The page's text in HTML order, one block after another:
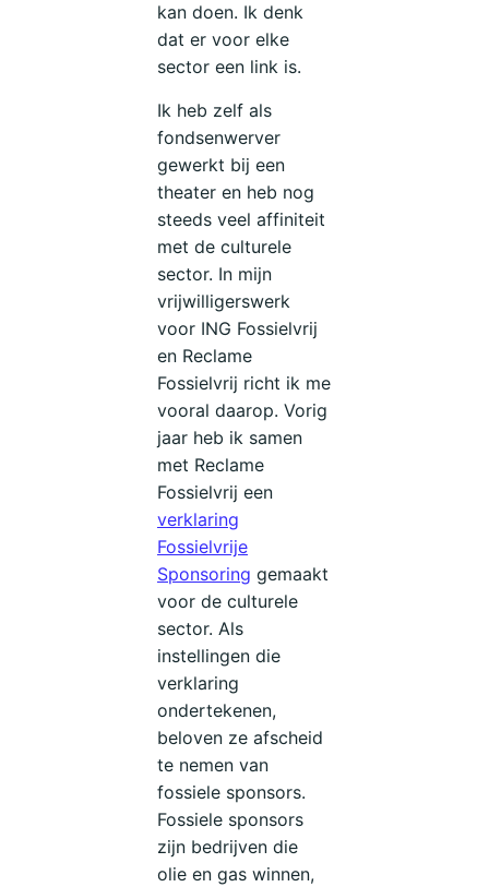
kan doen. Ik denk
dat er voor elke
sector een link is.
Ik heb zelf als
fondsenwerver
gewerkt bij een
theater en heb nog
steeds veel affiniteit
met de culturele
sector. In mijn
vrijwilligerswerk
voor ING Fossielvrij
en Reclame
Fossielvrij richt ik me
vooral daarop. Vorig
jaar heb ik samen
met Reclame
Fossielvrij een
verklaring
Fossielvrije
Sponsoring gemaakt
voor de culturele
sector. Als
instellingen die
verklaring
ondertekenen,
beloven ze afscheid
te nemen van
fossiele sponsors.
Fossiele sponsors
zijn bedrijven die
olie en gas winnen,